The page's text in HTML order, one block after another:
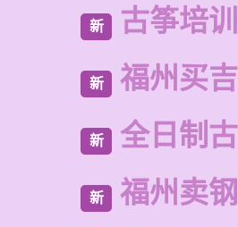
新 古筝培
新 福州买
新 全日制
新 福州卖